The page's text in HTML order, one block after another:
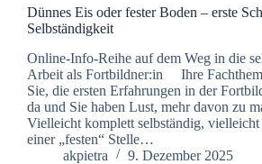
Dünnes Eis oder fester Boden – erste
Selbständigkeit
Online-Info-Reihe auf dem Weg in die
Arbeit als Fortbildner:in Ihre
Sie, die ersten Erfahrungen in der
da und Sie haben Lust, mehr davon zu
Vielleicht komplett selbständig, vielleicht
einer „festen“ Stelle…
akpietra
9. Dezember 2025